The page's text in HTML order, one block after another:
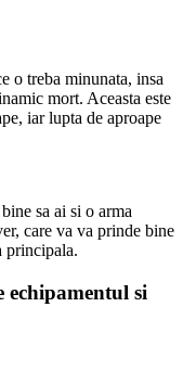
o treba minunata, insa
mort. Aceasta este
iar lupta de aproape
sa ai si o arma
care va va prinde bine
principala.
echipamentul si